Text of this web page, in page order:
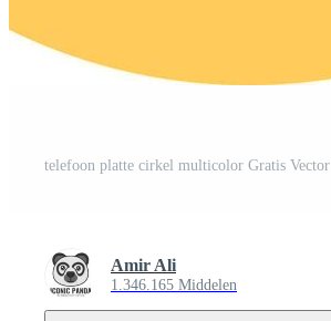
telefoon platte cirkel multicolor Gratis Vector
Amir Ali
1.346.165 Middelen